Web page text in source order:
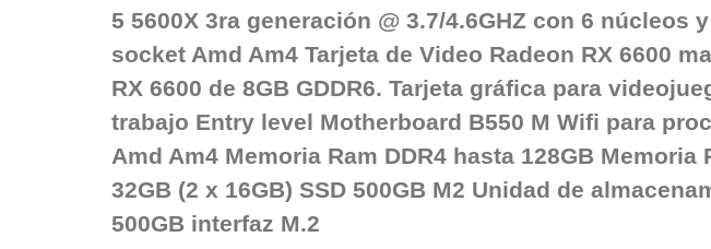
5 5600X 3ra generación @ 3.7/4.6GHZ con 6 núcleos
socket Amd Am4 Tarjeta de Video Radeon RX 6600
RX 6600 de 8GB GDDR6. Tarjeta gráfica para
trabajo Entry level Motherboard B550 M Wifi para
Amd Am4 Memoria Ram DDR4 hasta 128GB Memoria
32GB (2 x 16GB) SSD 500GB M2 Unidad de
500GB interfaz M.2